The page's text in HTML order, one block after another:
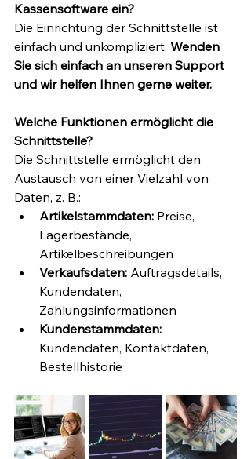
Kassensoftware ein?
Die Einrichtung der Schnittstelle ist
einfach und unkompliziert. Wenden
Sie sich einfach an unseren Support
und wir helfen Ihnen gerne weiter.
Welche Funktionen ermöglicht die
Schnittstelle?
Die Schnittstelle ermöglicht den
Austausch von einer Vielzahl von
Daten, z. B.:
Artikelstammdaten: Preise,
Lagerbestände,
Artikelbeschreibungen
Verkaufsdaten: Auftragsdetails,
Kundendaten,
Zahlungsinformationen
Kundenstammdaten:
Kundendaten, Kontaktdaten,
Bestellhistorie